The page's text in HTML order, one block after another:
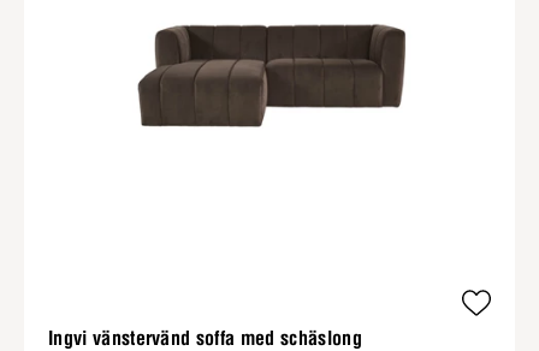
Ingvi vänstervänd soffa med schäslong